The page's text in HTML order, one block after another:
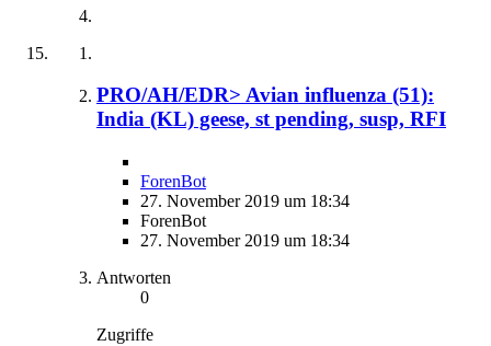
PRO/AH/EDR> Avian influenza (51):
India (KL) geese, st pending, susp, RFI
ForenBot
27. November 2019 um 18:34
ForenBot
27. November 2019 um 18:34
Antworten
0
Zugriffe